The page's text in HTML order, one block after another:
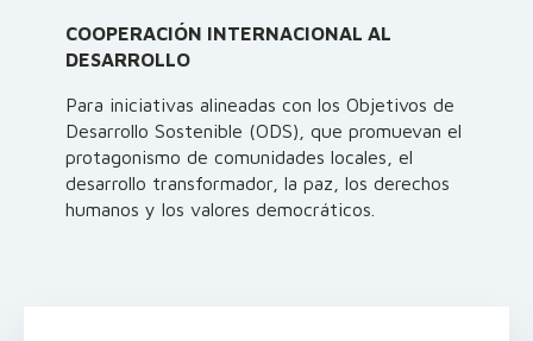
COOPERACIÓN INTERNACIONAL AL
DESARROLLO
Para iniciativas alineadas con los Objetivos de
Desarrollo Sostenible (ODS), que promuevan el
protagonismo de comunidades locales, el
desarrollo transformador, la paz, los derechos
humanos y los valores democráticos.